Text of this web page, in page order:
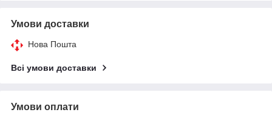
Умови доставки
Нова Пошта
Всі умови доставки
Умови оплати